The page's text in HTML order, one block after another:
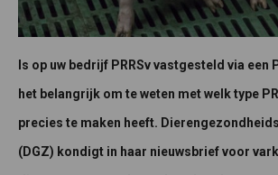
Is op uw bedrijf PRRSv vastgesteld via een
het belangrijk om te weten met welk type
precies te maken heeft.
(DGZ) kondigt in haar nieuwsbrief voor